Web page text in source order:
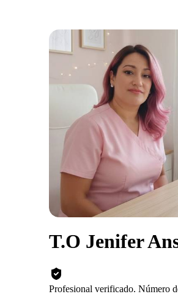
T.O Jenifer
Profesional verificado. Número